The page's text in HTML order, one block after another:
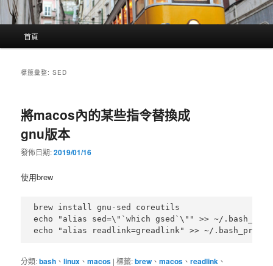
跳
要
內
跳
助
內
首頁
標籤彙整:SED
將macos內的某些指令替換成
gnu版本
發佈日期:2019/01/16
使用brew
brew install gnu-sed coreutils
echo "alias sed=\"`which gsed`\"" >> ~/
分類:bash 、linux 、macos |標籤:brew 、macos 、readlink 、